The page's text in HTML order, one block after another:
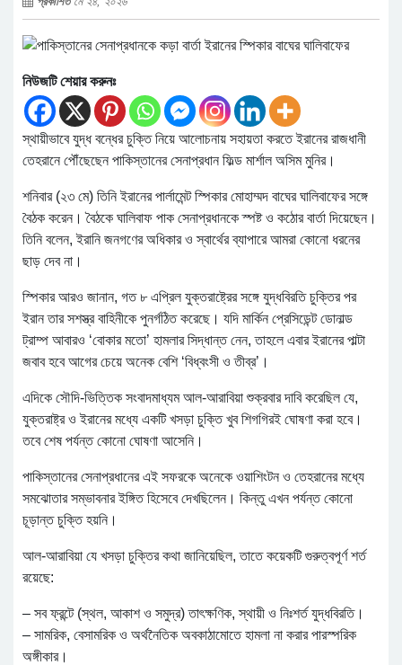
নিউজটি শেয়ার করুনঃ
স্থায়ীভাবে যুদ্ধ বন্ধের চুক্তি নিয়ে আলোচনায় সহায়তা করতে ইরানের রাজধানী
তেহরানে পৌঁছেছেন পাকিস্তানের সেনাপ্রধান ফিল্ড মার্শাল অসিম মুনির।
শনিবার (২৩ মে) তিনি ইরানের পার্লামেন্ট স্পিকার মোহাম্মদ বাঘের ঘালিবাফের সঙ্গে
বৈঠক করেন। বৈঠকে ঘালিবাফ পাক সেনাপ্রধানকে স্পষ্ট ও কঠোর বার্তা দিয়েছেন।
তিনি বলেন, ইরানি জনগণের অধিকার ও স্বার্থের ব্যাপারে আমরা কোনো ধরনের
ছাড় দেব না।
স্পিকার আরও জানান, গত ৮ এপ্রিল যুক্তরাষ্ট্রের সঙ্গে যুদ্ধবিরতি চুক্তির পর
ইরান তার সশস্ত্র বাহিনীকে পুনর্গঠিত করেছে। যদি মার্কিন প্রেসিডেন্ট ডোনাল্ড
ট্রাম্প আবারও ‘বোকার মতো’ হামলার সিদ্ধান্ত নেন, তাহলে এবার ইরানের পাল্টা
জবাব হবে আগের চেয়ে অনেক বেশি ‘বিধ্বংসী ও তীব্র’।
এদিকে সৌদি-ভিত্তিক সংবাদমাধ্যম আল-আরাবিয়া শুক্রবার দাবি করেছিল যে,
যুক্তরাষ্ট্র ও ইরানের মধ্যে একটি খসড়া চুক্তি খুব শিগগিরই ঘোষণা করা হবে।
তবে শেষ পর্যন্ত কোনো ঘোষণা আসেনি।
পাকিস্তানের সেনাপ্রধানের এই সফরকে অনেকে ওয়াশিংটন ও তেহরানের মধ্যে
সমঝোতার সম্ভাবনার ইঙ্গিত হিসেবে দেখছিলেন। কিন্তু এখন পর্যন্ত কোনো
চূড়ান্ত চুক্তি হয়নি।
আল-আরাবিয়া যে খসড়া চুক্তির কথা জানিয়েছিল, তাতে কয়েকটি গুরুত্বপূর্ণ শর্ত
রয়েছে:
– সব ফ্রন্টে (স্থল, আকাশ ও সমুদ্র) তাৎক্ষণিক, স্থায়ী ও নিঃশর্ত যুদ্ধবিরতি।
– সামরিক, বেসামরিক ও অর্থনৈতিক অবকাঠামোতে হামলা না করার পারস্পরিক
অঙ্গীকার।